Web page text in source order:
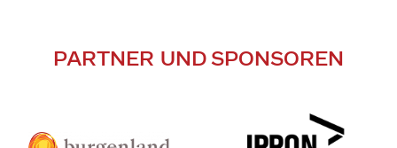
PARTNER UND SPONSOREN